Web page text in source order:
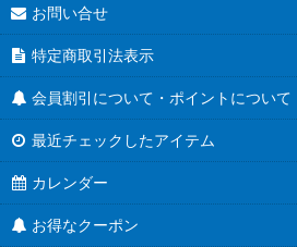
お問い合せ
特定商取引法表示
会員割引について・ポイントについて
最近チェックしたアイテム
カレンダー
お得なクーポン